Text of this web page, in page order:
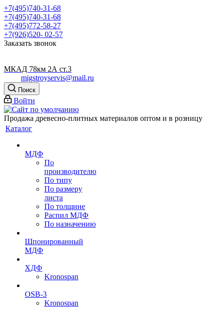
+7(495)740-31-68
+7(495)740-31-68
+7(495)772-58-27
+7(926)520- 02-57
Заказать звонок
МКАД 78км 2А ст.3
migstroyservis@mail.ru
Поиск
Войти
Продажа древесно-плитных материалов оптом и в розницу
Каталог
МДФ
По
производителю
По типу
По размеру
листа
По толщине
Распил МДФ
По назначению
Шпонированный
МДФ
ХДФ
Kronospan
OSB-3
Kronospan